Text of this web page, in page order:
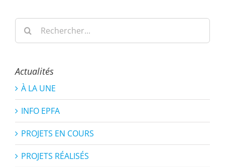
Rechercher:
Actualités
À LA UNE
INFO EPFA
PROJETS EN COURS
PROJETS RÉALISÉS